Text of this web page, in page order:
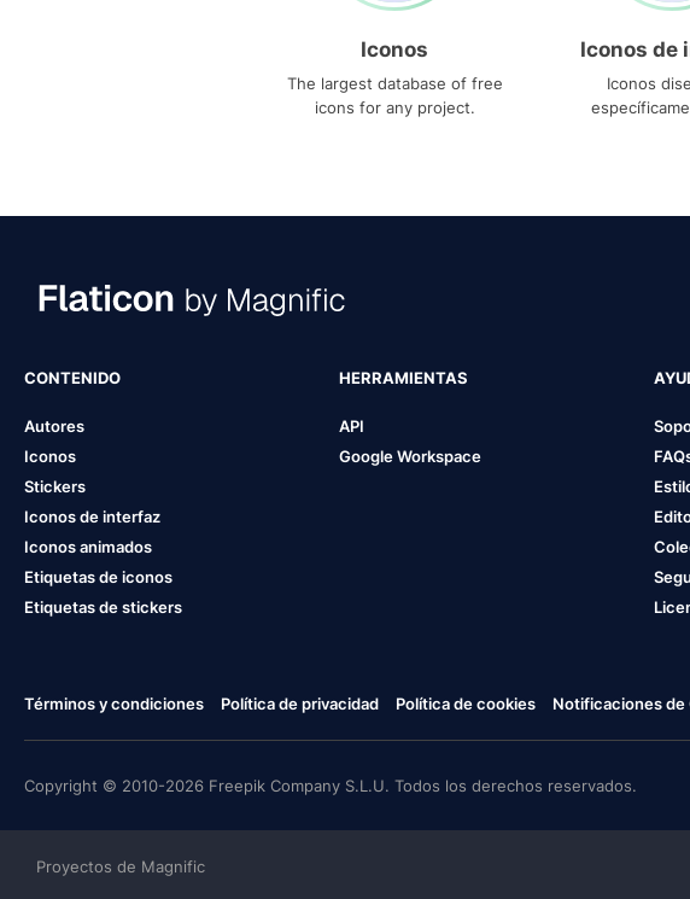
Iconos
The largest database of free
icons for any project.
Iconos de
Iconos
CONTENIDO
Autores
Iconos
Stickers
Iconos de interfaz
Iconos animados
Etiquetas de iconos
Etiquetas de stickers
HERRAMIENTAS
API
Google Workspace
Términos y condiciones Política de privacidad Política de cookies Notificaciones de
Copyright © 2010-2026 Freepik Company S.L.U. Todos los derechos reservados.
Proyectos de Magnific